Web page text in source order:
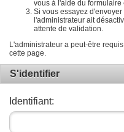
vous à l'aide du formulaire
Si vous essayez
l'administrateur ait
attente de validation.
L'administrateur a peut-être
cette page.
S'identifier
Identifiant: